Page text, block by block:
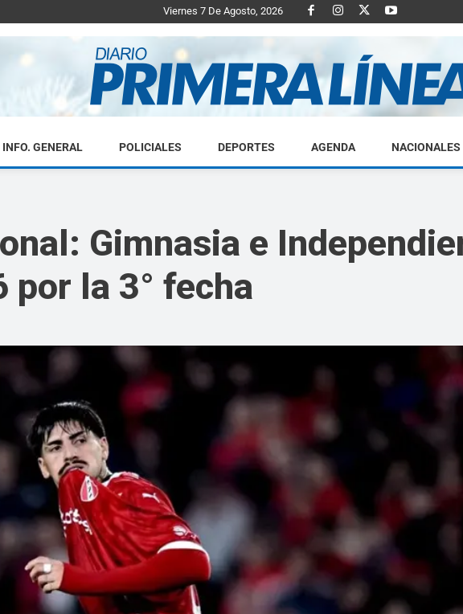
Viernes 7 De Agosto, 2026
Diario
INFO. GENERAL POLICIALES DEPORTES AGENDA NACIONALES
Gimnasia e
por la 3° fecha